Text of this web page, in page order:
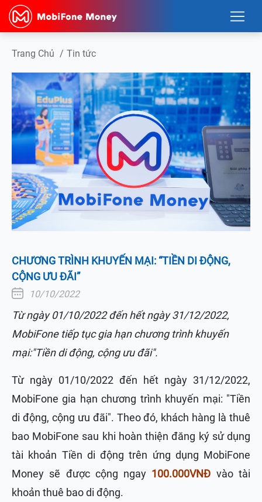
Trang Chủ / Tin tức
CHƯƠNG TRÌNH KHUYẾN MẠI: “TIỀN DI ĐỘNG,
CỘNG ƯU ĐÃI”
10/10/2022
Từ ngày 01/10/2022 đến hết ngày 31/12/2022,
MobiFone tiếp tục gia hạn chương trình khuyến
mại:"Tiền di động, cộng ưu đãi".
Từ ngày 01/10/2022 đến hết ngày 31/12/2022,
MobiFone gia hạn chương trình khuyến mại: "Tiền
di động, cộng ưu đãi". Theo đó, khách hàng là thuê
bao MobiFone sau khi hoàn thiện đăng ký sử dụng
tài khoản Tiền di động trên ứng dụng MobiFone
Money sẽ được cộng ngay 100.000VNĐ vào tài
khoản thuê bao di động.